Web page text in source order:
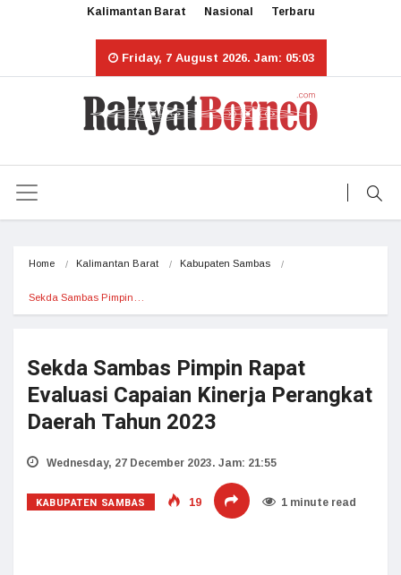
Kalimantan Barat Nasional Terbaru
Friday, 7 August 2026. Jam: 05:03
Home Kalimantan Barat Kabupaten Sambas
Sekda Sambas Pimpin…
Sekda Sambas Pimpin Rapat
Evaluasi Capaian Kinerja Perangkat
Daerah Tahun 2023
Wednesday, 27 December 2023. Jam: 21:55
KABUPATEN SAMBAS 19 1 minute read